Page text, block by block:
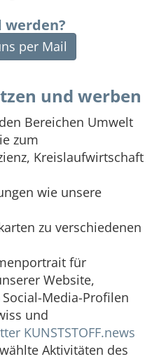
werden?
per Mail
und werben
Bereichen Umwelt
zum
Kreislaufwirtschaft
wie unsere
zu verschiedenen
für
Website,
Media-Profilen
und
KUNSTSTOFF.news
Aktivitäten des